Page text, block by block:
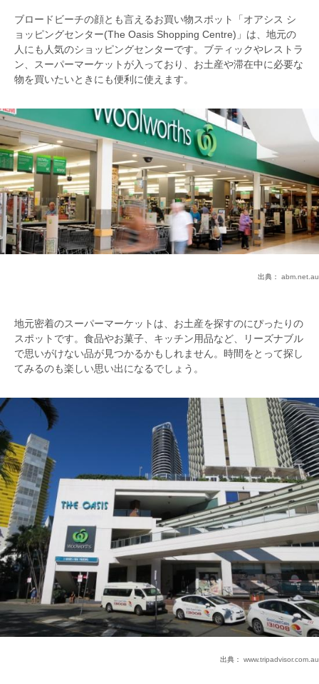
ブロードビーチの顔とも言えるお買い物スポット「オアシス シ
ョッピングセンター(The Oasis Shopping Centre)」は、地元の
人にも人気のショッピングセンターです。ブティックやレストラ
ン、スーパーマーケットが入っており、お土産や滞在中に必要な
物を買いたいときにも便利に使えます。
出典： abm.net.au
地元密着のスーパーマーケットは、お土産を探すのにぴったりの
スポットです。食品やお菓子、キッチン用品など、リーズナブル
で思いがけない品が見つかるかもしれません。時間をとって探し
てみるのも楽しい思い出になるでしょう。
出典： www.tripadvisor.com.au